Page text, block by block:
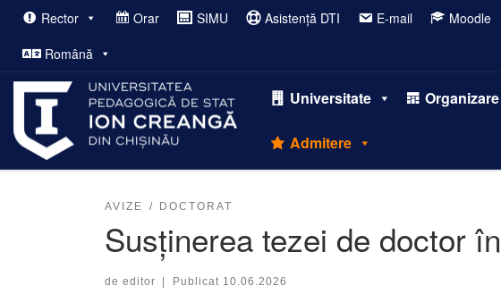
Afișează întregul conținut
Rector Orar SIMU Asistență DTI E-mail Moodle
Română
Universitate Organizare
Admitere
AVIZE DOCTORAT
Susținerea tezei de doctor
de editor | Publicat 10.06.2026